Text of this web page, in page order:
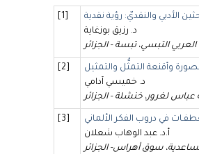
[1]
الأدبي والنقديّ: رؤية نقدية
د. رزيق بوزغاية
التبسي، تبسة - الجزائر
[2]
وأقنعة التمثُّل والتمثيل
د. خميسي آدامي
لغرور، خنشلة - الجزائر
[3]
في دروب الفكر الألماني
أ.د. عبد الوهاب شعلان
سوق أهراس- الجزائر